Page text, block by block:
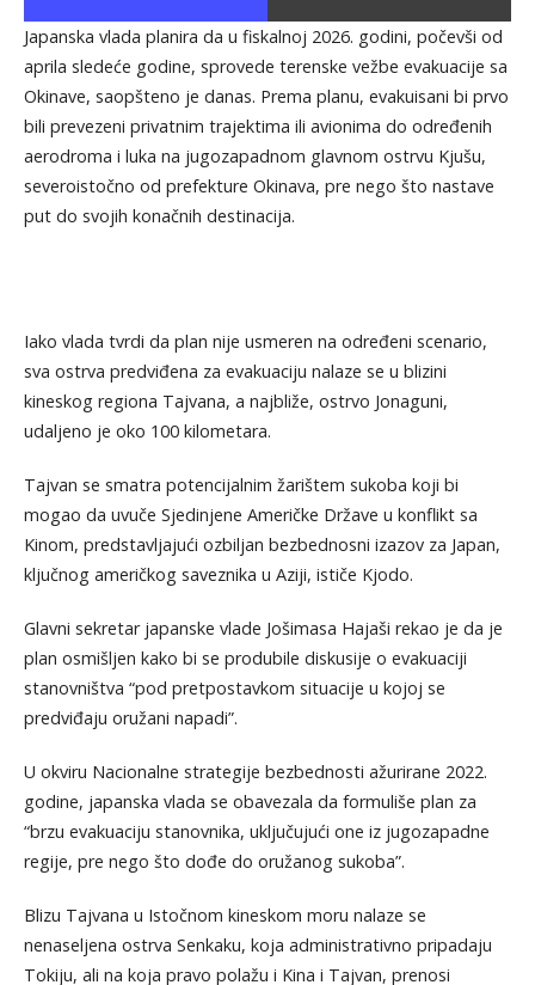
Japanska vlada planira da u fiskalnoj 2026. godini, počevši od
aprila sledeće godine, sprovede terenske vežbe evakuacije sa
Okinave, saopšteno je danas. Prema planu, evakuisani bi prvo
bili prevezeni privatnim trajektima ili avionima do određenih
aerodroma i luka na jugozapadnom glavnom ostrvu Kjušu,
severoistočno od prefekture Okinava, pre nego što nastave
put do svojih konačnih destinacija.
Iako vlada tvrdi da plan nije usmeren na određeni scenario,
sva ostrva predviđena za evakuaciju nalaze se u blizini
kineskog regiona Tajvana, a najbliže, ostrvo Jonaguni,
udaljeno je oko 100 kilometara.
Tajvan se smatra potencijalnim žarištem sukoba koji bi
mogao da uvuče Sjedinjene Američke Države u konflikt sa
Kinom, predstavljajući ozbiljan bezbednosni izazov za Japan,
ključnog američkog saveznika u Aziji, ističe Kjodo.
Glavni sekretar japanske vlade Jošimasa Hajaši rekao je da je
plan osmišljen kako bi se produbile diskusije o evakuaciji
stanovništva “pod pretpostavkom situacije u kojoj se
predviđaju oružani napadi”.
U okviru Nacionalne strategije bezbednosti ažurirane 2022.
godine, japanska vlada se obavezala da formuliše plan za
“brzu evakuaciju stanovnika, uključujući one iz jugozapadne
regije, pre nego što dođe do oružanog sukoba”.
Blizu Tajvana u Istočnom kineskom moru nalaze se
nenaseljena ostrva Senkaku, koja administrativno pripadaju
Tokiju, ali na koja pravo polažu i Kina i Tajvan, prenosi